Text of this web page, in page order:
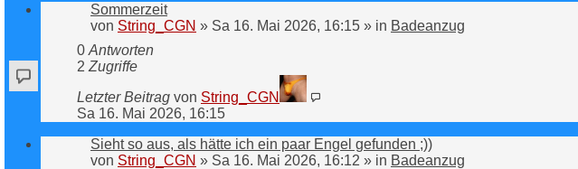
Sommerzeit
von String_CGN » Sa 16. Mai 2026, 16:15 » in Badeanzug
0 Antworten
2 Zugriffe
Letzter Beitrag von String_CGN
Sa 16. Mai 2026, 16:15
Sieht so aus, als hätte ich ein paar Engel gefunden ;))
von String_CGN » Sa 16. Mai 2026, 16:12 » in Badeanzug